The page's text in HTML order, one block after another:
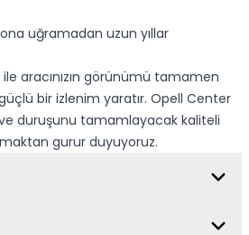
uğramadan uzun yıllar
ile aracınızın görünümü tamamen
bir izlenim yaratır. Opell Center
ve duruşunu tamamlayacak kaliteli
gurur duyuyoruz.